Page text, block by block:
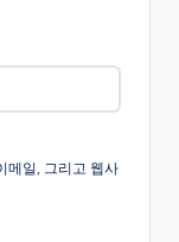
메일, 그리고 웹사